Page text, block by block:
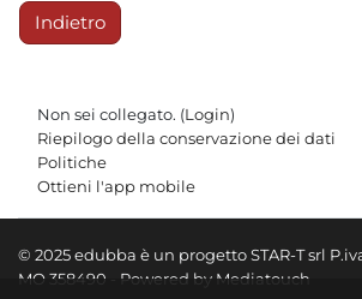
Indietro
Non sei collegato. (Login)
Riepilogo della conservazione dei dati
Politiche
Ottieni l'app mobile
© 2025 edubba è un progetto STAR-T srl
MO 358490 - Powered by Mediatouch